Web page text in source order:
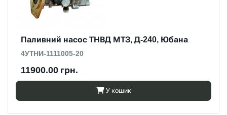
Паливний насос ТНВД МТЗ, Д-240, Юбана
4УТНИ-1111005-20
11900.00 грн.
У кошик